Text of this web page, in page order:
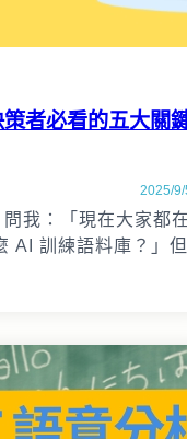
者必看的五大關
2025/
我：「現在大家都
AI 訓練語料庫？」但